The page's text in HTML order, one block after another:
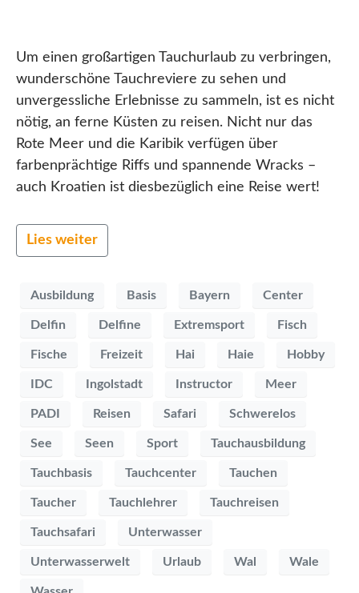
Um einen großartigen Tauchurlaub zu verbringen,
wunderschöne Tauchreviere zu sehen und
unvergessliche Erlebnisse zu sammeln, ist es nicht
nötig, an ferne Küsten zu reisen. Nicht nur das
Rote Meer und die Karibik verfügen über
farbenprächtige Riffs und spannende Wracks –
auch Kroatien ist diesbezüglich eine Reise wert!
Lies weiter
Ausbildung Basis Bayern Center
Delfin Delfine Extremsport Fisch
Fische Freizeit Hai Haie Hobby
IDC Ingolstadt Instructor Meer
PADI Reisen Safari Schwerelos
See Seen Sport Tauchausbildung
Tauchbasis Tauchcenter Tauchen
Taucher Tauchlehrer Tauchreisen
Tauchsafari Unterwasser
Unterwasserwelt Urlaub Wal Wale